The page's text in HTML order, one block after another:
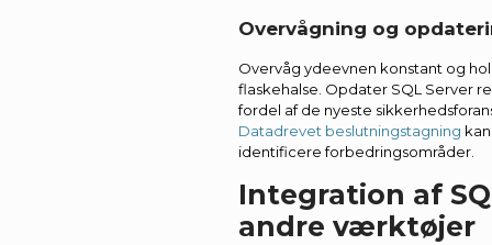
Overvågning og
Overvåg ydeevnen konstant og
flaskehalse. Opdater SQL Server
fordel af de nyeste
Datadrevet beslutningstagning
identificere forbedringsområder.
Integration af
andre værktøjer